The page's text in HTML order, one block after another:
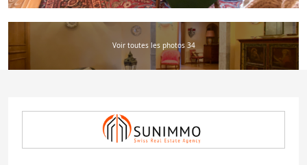
Voir toutes les photos 34